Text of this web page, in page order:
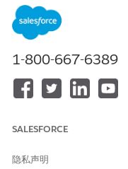
记录 IT 合规性的合规
将合规差距捕获为合
踪。指定严重性、类
将问题映射到 IT 合规
本、控制版本、保单
为 IT 合规性的合规性
1-800-667-6389
SALESFORCE
隐私声明